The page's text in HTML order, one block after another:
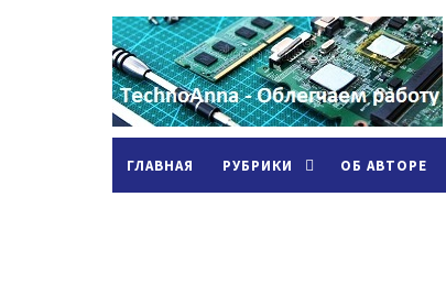
ГЛАВНАЯ РУБРИКИ ОБ АВТОРЕ